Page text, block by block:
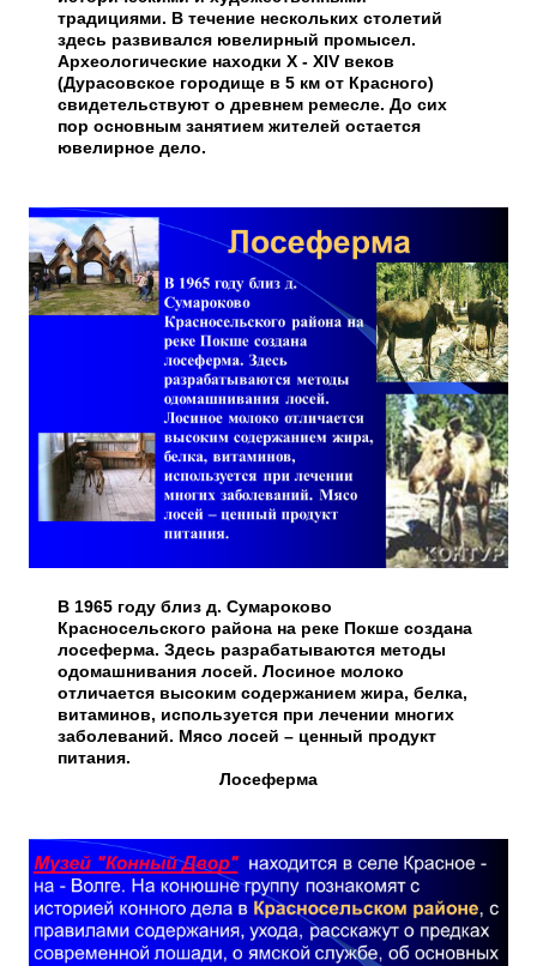
традициями. В течение нескольких столетий
здесь развивался ювелирный промысел.
Археологические находки X - XIV веков
(Дурасовское городище в 5 км от Красного)
свидетельствуют о древнем ремесле. До сих
пор основным занятием жителей остается
ювелирное дело.
В 1965 году близ д. Сумароково
Красносельского района на реке Покше создана
лосеферма. Здесь разрабатываются методы
одомашнивания лосей. Лосиное молоко
отличается высоким содержанием жира, белка,
витаминов, используется при лечении многих
заболеваний. Мясо лосей – ценный продукт
питания.
Лосеферма